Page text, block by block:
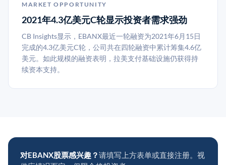
MARKET OPPORTUNITY
2021年4.3亿美元C轮显示投资者需求强劲
CB Insights显示，EBANX最近一轮融资为2021年6月15日
完成的4.3亿美元C轮，公司共在四轮融资中累计筹集4.6亿
美元。如此规模的融资表明，拉美支付基础设施仍获得持
续资本支持。
对EBANX股票感兴趣？请填写上方表单或直接注册。视